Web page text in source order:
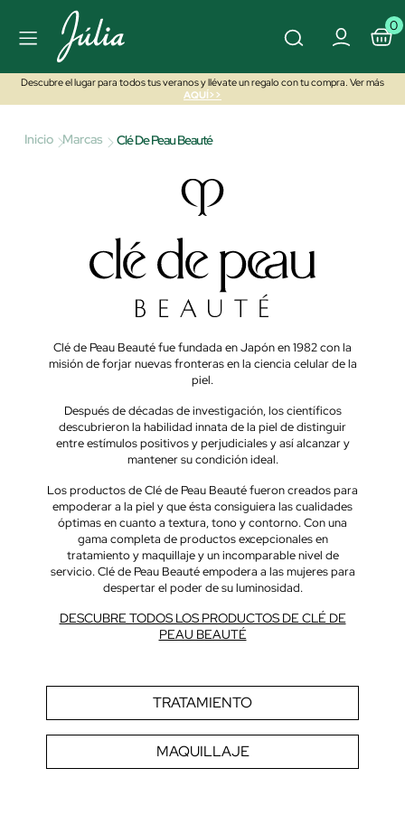
0
Descubre el lugar para todos tus veranos y llévate un regalo con tu compra. Ver más
AQUÍ>>
Inicio Marcas Clé De Peau Beauté
Clé de Peau Beauté fue fundada en Japón en 1982 con la
misión de forjar nuevas fronteras en la ciencia celular de la
piel.
Después de décadas de investigación, los científicos
descubrieron la habilidad innata de la piel de distinguir
entre estímulos positivos y perjudiciales y así alcanzar y
mantener su condición ideal.
Los productos de Clé de Peau Beauté fueron creados para
empoderar a la piel y que ésta consiguiera las cualidades
óptimas en cuanto a textura, tono y contorno. Con una
gama completa de productos excepcionales en
tratamiento y maquillaje y un incomparable nivel de
servicio. Clé de Peau Beauté empodera a las mujeres para
despertar el poder de su luminosidad.
DESCUBRE TODOS LOS PRODUCTOS DE CLÉ DE
PEAU BEAUTÉ
TRATAMIENTO
MAQUILLAJE